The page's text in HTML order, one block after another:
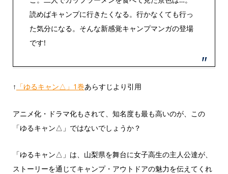
読めばキャンプに行きたくなる。行かなくても行っ
た気分になる。そんな新感覚キャンプマンガの登場
です!
↑ 「ゆるキャン△」1巻あらすじより引用
アニメ化・ドラマ化もされて、知名度も最も高いのが、この
「ゆるキャン△」ではないでしょうか？
「ゆるキャン△」は、山梨県を舞台に女子高生の主人公達が、
ストーリーを通じてキャンプ・アウトドアの魅力を伝えてくれ